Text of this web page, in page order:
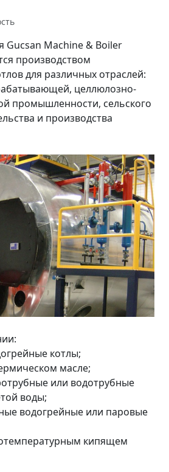
Gucsan Machine & Boiler
производством
для различных отраслей:
целлюлозно-
промышленности, сельского
и производства
котлы;
масле;
или водотрубные
воды;
водогрейные или паровые
кипящем